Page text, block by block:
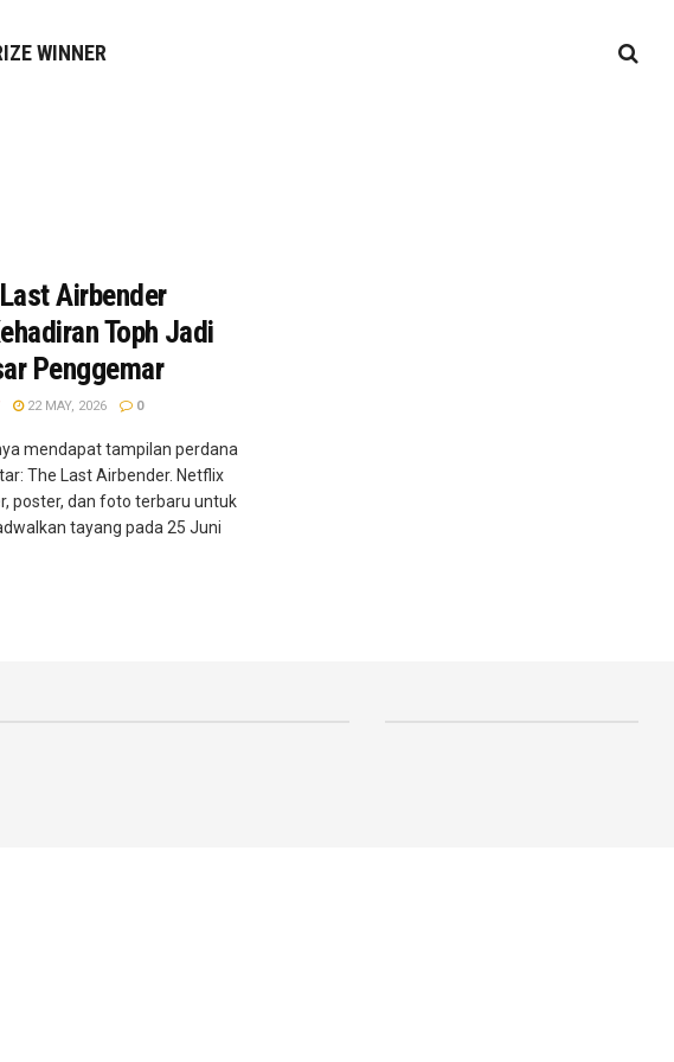
WINNER
Airbender
Toph Jadi
Penggemar
22 MAY, 2026 0
mendapat tampilan perdana
The Last Airbender. Netflix
poster, dan foto terbaru untuk
tayang pada 25 Juni